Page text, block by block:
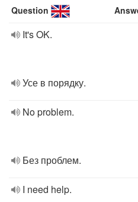
Question
It's OK.
Усе в порядку.
No problem.
Без проблем.
I need help.